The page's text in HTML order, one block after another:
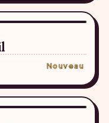
Nouveau